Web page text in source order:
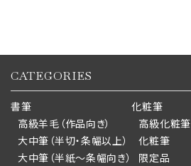
CATEGORIES
書筆
高級羊毛（作品向き）
大中筆（半切・条幅以上）
大中筆（半紙～条幅向き）
化粧筆
高級化粧筆
化粧筆
限定品